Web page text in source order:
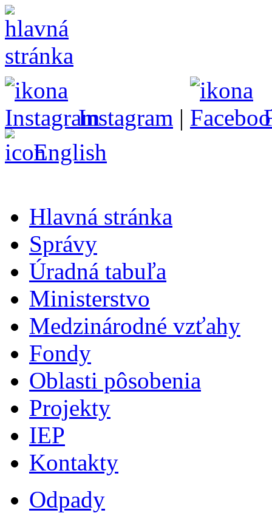
Instagram |
English
Hlavná stránka
Správy
Úradná tabuľa
Ministerstvo
Medzinárodné vzťahy
Fondy
Oblasti pôsobenia
Projekty
IEP
Kontakty
Odpady